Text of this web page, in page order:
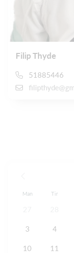
Filip Thyde
51885446
Man Tir
3 4
10 11